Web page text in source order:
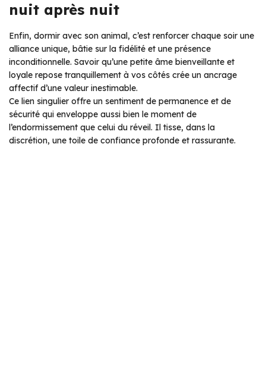
nuit après nuit
Enfin, dormir avec son animal, c’est renforcer chaque soir une
alliance unique, bâtie sur la fidélité et une présence
inconditionnelle. Savoir qu’une petite âme bienveillante et
loyale repose tranquillement à vos côtés crée un ancrage
affectif d’une valeur inestimable.
Ce lien singulier offre un sentiment de permanence et de
sécurité qui enveloppe aussi bien le moment de
l’endormissement que celui du réveil. Il tisse, dans la
discrétion, une toile de confiance profonde et rassurante.